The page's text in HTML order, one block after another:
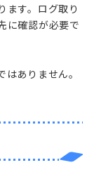
ます。ログ取り
に確認が必要で
ありません。